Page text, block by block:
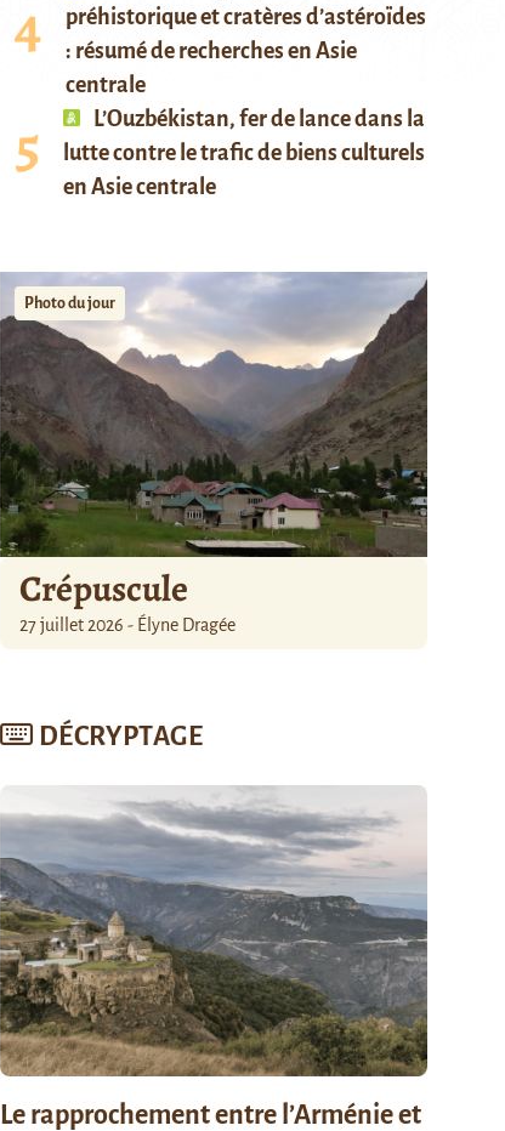
préhistorique et cratères d’astéroïdes
: résumé de recherches en Asie
centrale
L’Ouzbékistan, fer de lance dans la
lutte contre le trafic de biens culturels
en Asie centrale
Photo du jour
Crépuscule
27 juillet 2026 - Élyne Dragée
DÉCRYPTAGE
Le rapprochement entre l’Arménie et